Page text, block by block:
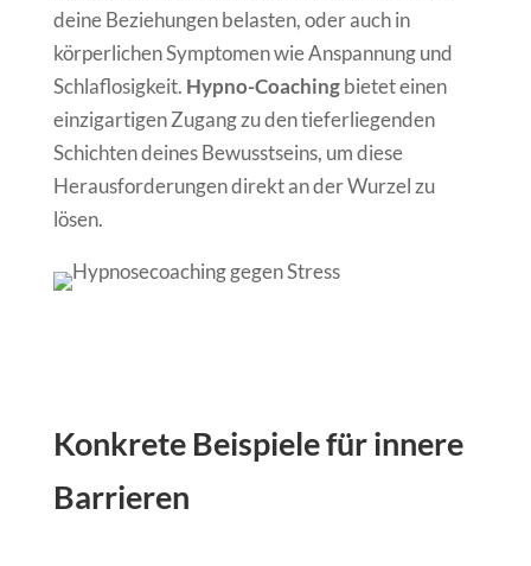
deine Beziehungen belasten, oder auch in
körperlichen Symptomen wie Anspannung und
Schlaflosigkeit. Hypno-Coachingbietet einen
einzigartigen Zugang zu den tieferliegenden
Schichten deines Bewusstseins, um diese
Herausforderungen direkt an der Wurzel zu
lösen.
Konkrete Beispiele für innere
Barrieren